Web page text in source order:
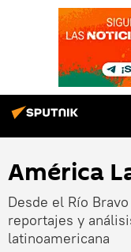
América
Desde el Río
reportajes y
latinoamericana